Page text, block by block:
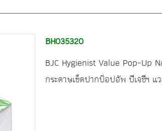
BH035320
BJC Hygienist Value Pop-Up
กระดาษเช็ดปากป๊อปอัพ บีเจซีฯ